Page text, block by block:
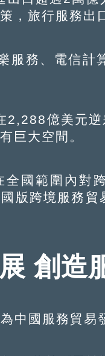
，旅行服務出
、電信計算
億美元逆
巨大空間。
範圍內對跨
版跨境服務
創造
國服務貿易發